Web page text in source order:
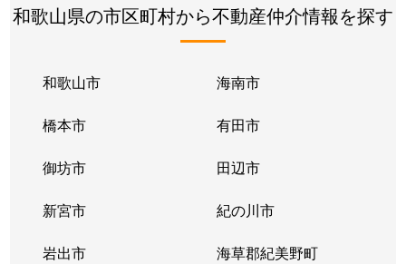
和歌山県の市区町村から不動産仲介情報を探す
和歌山市 海南市
橋本市 有田市
御坊市 田辺市
新宮市 紀の川市
岩出市 海草郡紀美野町